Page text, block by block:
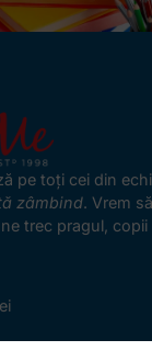
pe toţi cei din
zâmbind. Vrem
trec pragul, copii